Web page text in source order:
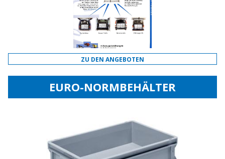
ZU DEN ANGEBOTEN
EURO-NORMBEHÄLTER